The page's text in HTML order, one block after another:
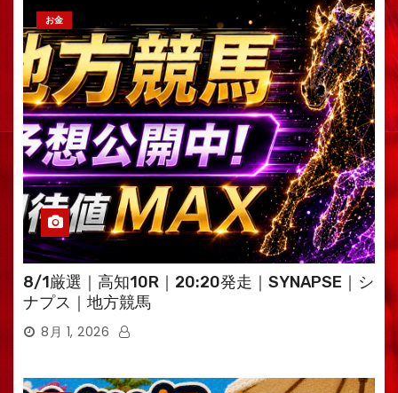
お金
8/1厳選｜高知10R｜20:20発走｜SYNAPSE｜シ
ナプス｜地方競馬
8月 1, 2026